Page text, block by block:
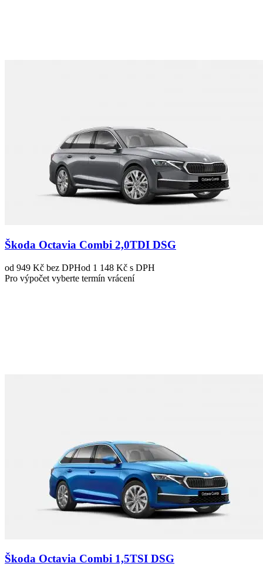
Škoda Octavia Combi 2,0TDI DSG
od 949 Kč bez DPHod 1 148 Kč s DPH
Pro výpočet vyberte termín vrácení
Škoda Octavia Combi 1,5TSI DSG